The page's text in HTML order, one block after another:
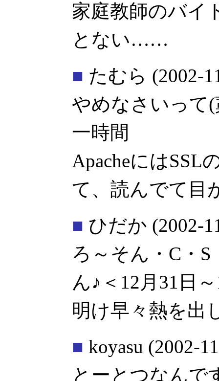
家庭教師のバイ
とない……
■ たむら (2002-
やめなさいって
一時間
ApacheにはSSL
て、読んでて目
■ ひだか (2002-
ろ～そん・C・
ん♪＜12月31日
明け早々熱を出
■ koyasu (2002-
とーとつなんで